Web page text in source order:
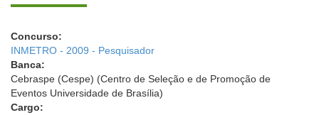
Concurso:
INMETRO - 2009 - Pesquisador
Banca:
Cebraspe (Cespe) (Centro de Seleção e de Promoção de
Eventos Universidade de Brasília)
Cargo: